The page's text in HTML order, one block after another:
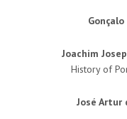
Joachim
History of
José Artur